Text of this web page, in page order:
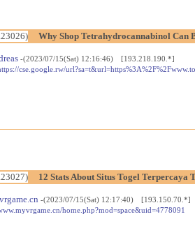
Why Shop Tetrahydrocannabinol Can
-(2023/07/15(Sat) 12:16:46) [193.218.190.*]
cse.google.rw/
12 Stats About Situs Togel Terpercaya
-(2023/07/15(Sat) 12:17:40) [193.150.70.*]
home.php?mod=space&uid=4778091